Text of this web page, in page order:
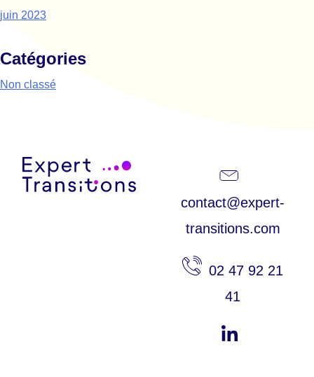
juin 2023
Catégories
Non classé
contact@expert-
transitions.com
02 47 92 21
41